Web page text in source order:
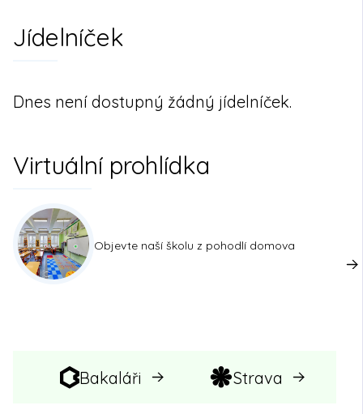
Jídelníček
Dnes není dostupný žádný jídelníček.
Virtuální prohlídka
Objevte naší školu z pohodlí domova
Bakaláři Strava